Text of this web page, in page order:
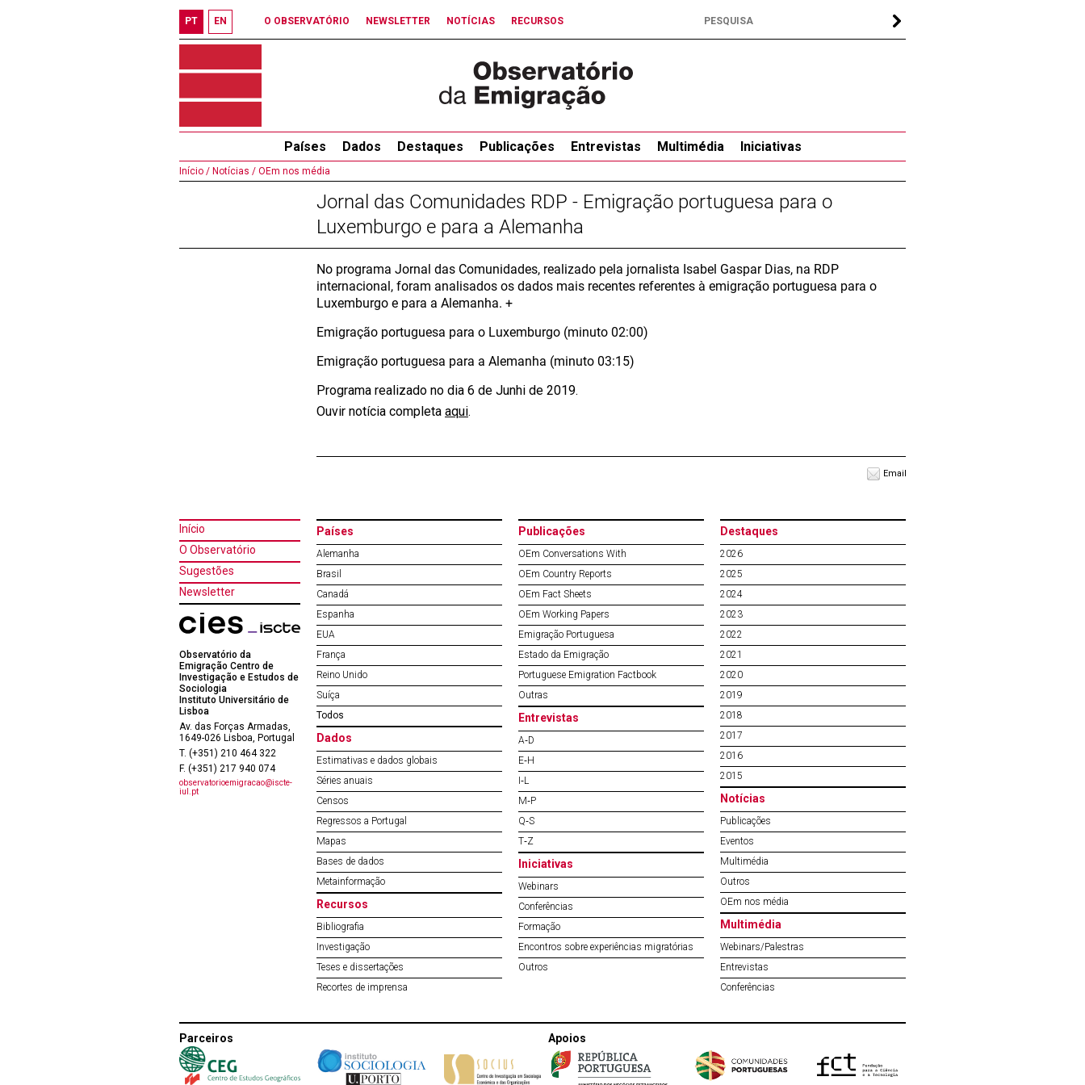
PT EN O OBSERVATÓRIO NEWSLETTER NOTÍCIAS RECURSOS
Países Dados Destaques Publicações Entrevistas Multimédia Iniciativas
Início / Notícias / OEm nos média
Jornal das Comunidades RDP - Emigração portuguesa para o
Luxemburgo e para a Alemanha
No programa Jornal das Comunidades, realizado pela jornalista Isabel Gaspar Dias, na RDP
internacional, foram analisados os dados mais recentes referentes à emigração portuguesa para o
Luxemburgo e para a Alemanha. +
Emigração portuguesa para o Luxemburgo (minuto 02:00)
Emigração portuguesa para a Alemanha (minuto 03:15)
Programa realizado no dia 6 de Junhi de 2019.
Ouvir notícia completa aqui.
Email
Início
O Observatório
Sugestões
Newsletter
Observatório da
Emigração Centro de
Investigação e Estudos de
Sociologia
Instituto Universitário de
Lisboa
Av. das Forças Armadas,
1649-026 Lisboa, Portugal
T. (+351) 210 464 322
F. (+351) 217 940 074
observatorioemigracao@iscte-
iul.pt
Países
Alemanha
Brasil
Canadá
Espanha
EUA
França
Reino Unido
Suíça
Todos
Dados
Estimativas e dados globais
Séries anuais
Censos
Regressos a Portugal
Mapas
Bases de dados
Metainformação
Recursos
Bibliografia
Investigação
Teses e dissertações
Recortes de imprensa
Publicações
OEm Conversations With
OEm Country Reports
OEm Fact Sheets
OEm Working Papers
Emigração Portuguesa
Estado da Emigração
Portuguese Emigration Factbook
Outras
Entrevistas
A‐D
E‐H
I‐L
M‐P
Q‐S
T‐Z
Iniciativas
Webinars
Conferências
Formação
Encontros sobre experiências migratórias
Outros
Destaques
2026
2025
2024
2023
2022
2021
2020
2019
2018
2017
2016
2015
Notícias
Publicações
Eventos
Multimédia
Outros
OEm nos média
Multimédia
Webinars/Palestras
Entrevistas
Conferências
Parceiros Apoios